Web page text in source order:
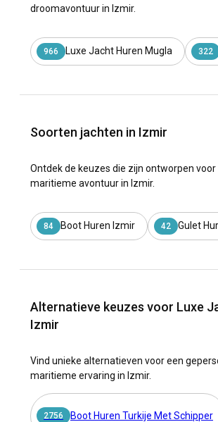
droomavontuur in Izmir.
966 Luxe Jacht Huren Mugla 322
Soorten jachten in Izmir
Ontdek de keuzes die zijn ontworpen
maritieme avontuur in Izmir.
84 Boot Huren Izmir 42 Gulet
Alternatieve keuzes voor Luxe
Izmir
Vind unieke alternatieven voor een
maritieme ervaring in Izmir.
2756 Boot Huren Turkije Met Schipper